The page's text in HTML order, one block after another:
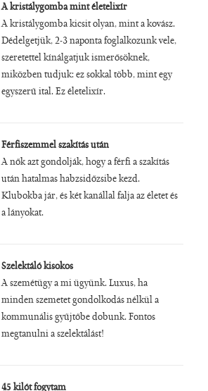
A kristálygomba mint életelixír
A kristálygomba kicsit olyan, mint a kovász.
Dédelgetjük, 2-3 naponta foglalkozunk vele,
szeretettel kínálgatjuk ismerősöknek,
miközben tudjuk: ez sokkal több, mint egy
egyszerű ital. Ez életelixír.
Férfiszemmel szakítás után
A nők azt gondolják, hogy a férfi a szakítás
után hatalmas habzsidőzsibe kezd.
Klubokba jár, és két kanállal falja az életet és
a lányokat.
Szelektáló kisokos
A szemétügy a mi ügyünk. Luxus, ha
minden szemetet gondolkodás nélkül a
kommunális gyűjtőbe dobunk. Fontos
megtanulni a szelektálást!
45 kilót fogytam